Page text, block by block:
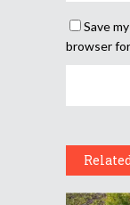
Save
browser